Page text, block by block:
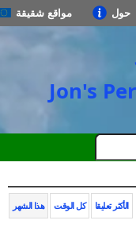
حول مواقع شقيقة
Jon's
هذا الشهر كل الوقت الأكثر تعليقا